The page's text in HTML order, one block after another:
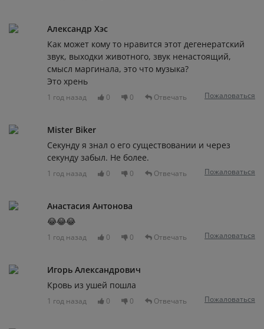
Александр Хэс
Как может кому то нравится этот дегенератский
звук, выходки животного, звук ненастоящий,
смысл маргинала, это что музыка?
Это хрень
1 год назад 0 0 Отвечать Пожаловаться
Mister Biker
Секунду я знал о его существовании и через
секунду забыл. Не более.
1 год назад 0 0 Отвечать Пожаловаться
Анастасия Антонова
😂😂😂
1 год назад 0 0 Отвечать Пожаловаться
Игорь Александрович
Кровь из ушей пошла
1 год назад 0 0 Отвечать Пожаловаться